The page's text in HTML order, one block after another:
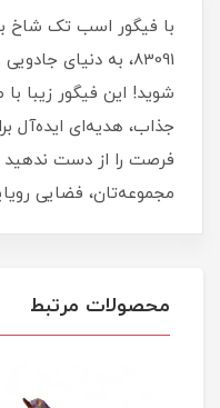
با فیگور اسب تک شاخ
83091، به دنیای
شوید! این فیگور زیبا
جذاب، هدیه‌ای ایده‌آل
فرصت را از دست ندهید
مجموعه‌تان، فضایی
محصولات مرتبط